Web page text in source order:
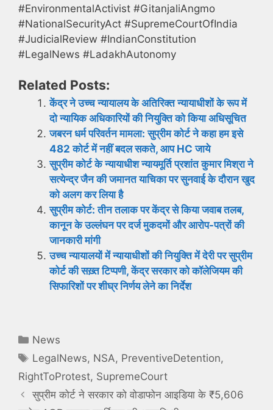
#EnvironmentalActivist #GitanjaliAngmo
#NationalSecurityAct #SupremeCourtOfIndia
#JudicialReview #IndianConstitution
#LegalNews #LadakhAutonomy
Related Posts:
केंद्र ने उच्च न्यायालय के अतिरिक्त न्यायाधीशों के रूप में
दो न्यायिक अधिकारियों की नियुक्ति को किया अधिसूचित
जबरन धर्म परिवर्तन मामला: सुप्रीम कोर्ट ने कहा हम इसे
482 कोर्ट में नहीं बदल सकते, आप HC जाये
सुप्रीम कोर्ट के न्यायाधीश न्यायमूर्ति प्रशांत कुमार मिश्रा ने
सत्येन्द्र जैन की जमानत याचिका पर सुनवाई के दौरान खुद
को अलग कर लिया है
सुप्रीम कोर्ट: तीन तलाक पर केंद्र से किया जवाब तलब,
कानून के उल्लंघन पर दर्ज मुकदमों और आरोप-पत्रों की
जानकारी मांगी
उच्च न्यायालयों में न्यायाधीशों की नियुक्ति में देरी पर सुप्रीम
कोर्ट की सख़्त टिप्पणी, केंद्र सरकार को कॉलेजियम की
सिफारिशों पर शीघ्र निर्णय लेने का निर्देश
Categories
News
Tags
LegalNews, NSA, PreventiveDetention,
RightToProtest, SupremeCourt
सुप्रीम कोर्ट ने सरकार को वोडाफोन आइडिया के ₹5,606